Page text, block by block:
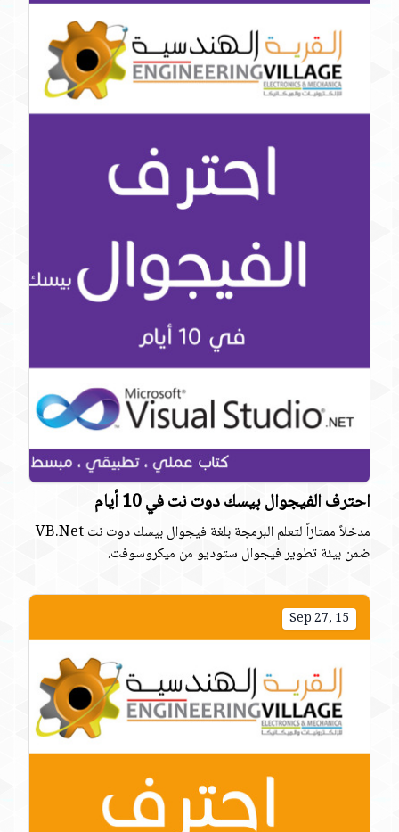
احترف الفيجوال بيسك دوت نت في 10 أيام
مدخلاً ممتازاً لتعلم البرمجة بلغة فيجوال بيسك دوت نت VB.Net
ضمن بيئة تطوير فيجوال ستوديو من ميكروسوفت.
Sep 27, 15